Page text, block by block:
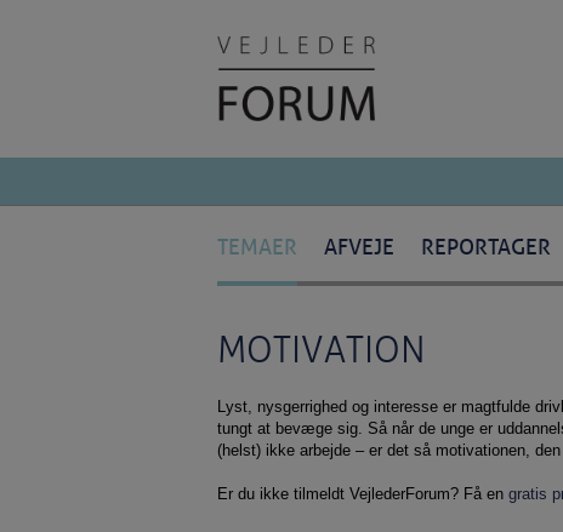
TEMAER AFVEJE REPORTAGER
MOTIVATION
Lyst, nysgerrighed og interesse er magtfulde
tungt at bevæge sig. Så når de unge er
(helst) ikke arbejde – er det så motivationen,
Er du ikke tilmeldt VejlederForum? Få en gratis